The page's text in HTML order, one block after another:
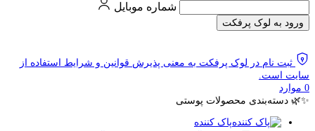
شماره موبایل
ورود به لوک پرفکت
ثبت نام در لوک پرفکت به معنی پذیرش قوانین و شرایط استفاده از
سایت است.
0 موارد
✨🌿 دسته‌بندی محصولات پوستی
پاک کننده